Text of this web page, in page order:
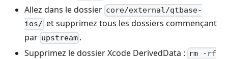
Allez dans le dossier core/external/qtbase-
ios/ et supprimez tous les dossiers commençant
par upstream .
Supprimez le dossier Xcode DerivedData : rm -rf